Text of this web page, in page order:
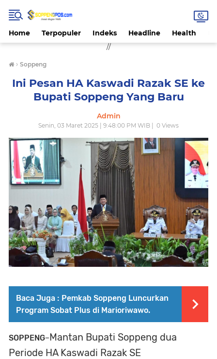
Home Terpopuler Indeks Headline Health
//
› Soppeng
Ini Pesan HA Kaswadi Razak SE ke
Bupati Soppeng Yang Baru
Admin
Senin, 03 Maret 2025 | 9:48:00 PM WIB | 0 Views
Baca Juga : Pemkab Soppeng Luncurkan
Program Sobat Plus di Marioriwawo.
SOPPENG–Mantan Bupati Soppeng dua
Periode HA Kaswadi Razak SE